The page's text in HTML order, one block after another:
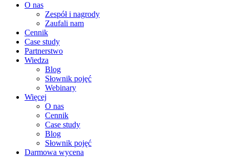
O nas
Zespół i nagrody
Zaufali nam
Cennik
Case study
Partnerstwo
Wiedza
Blog
Słownik pojęć
Webinary
Więcej
O nas
Cennik
Case study
Blog
Słownik pojęć
Darmowa wycena